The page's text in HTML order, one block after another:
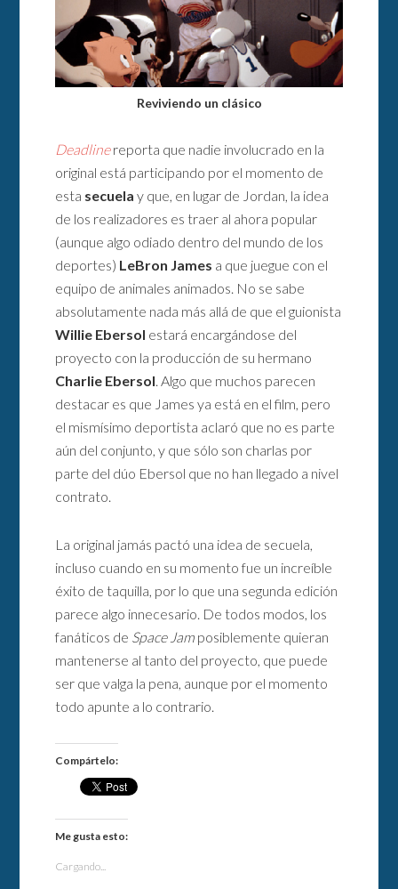
Reviviendo un clásico
Deadlinereporta que nadie involucrado en la
original está participando por el momento de
esta secuela y que, en lugar de Jordan, la idea
de los realizadores es traer al ahora popular
(aunque algo odiado dentro del mundo de los
deportes) LeBron James a que juegue con el
equipo de animales animados. No se sabe
absolutamente nada más allá de que el guionista
Willie Ebersol estará encargándose del
proyecto con la producción de su hermano
Charlie Ebersol. Algo que muchos parecen
destacar es que James ya está en el film, pero
el mismísimo deportista aclaró que no es parte
aún del conjunto, y que sólo son charlas por
parte del dúo Ebersol que no han llegado a nivel
contrato.
La original jamás pactó una idea de secuela,
incluso cuando en su momento fue un increíble
éxito de taquilla, por lo que una segunda edición
parece algo innecesario. De todos modos, los
fanáticos de Space Jam posiblemente quieran
mantenerse al tanto del proyecto, que puede
ser que valga la pena, aunque por el momento
todo apunte a lo contrario.
Compártelo:
Me gusta esto:
Cargando...